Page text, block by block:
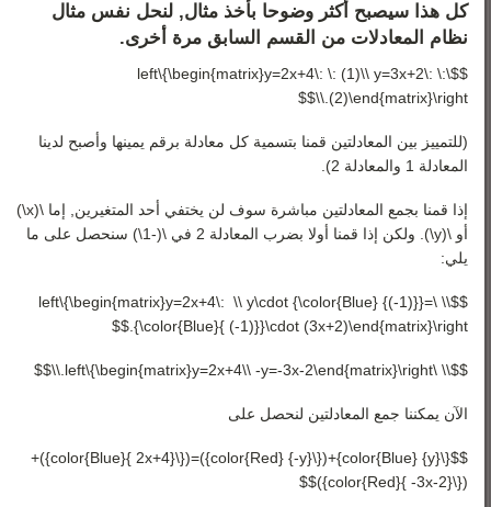
كل هذا سيصبح أكثر وضوحا بأخذ مثال, لنحل نفس مثال
نظام المعادلات من القسم السابق مرة أخرى.
$$\left\{\begin{matrix}y=2x+4\: \: (1)\\ y=3x+2\: \:
(2)\end{matrix}\right.\\$$
(للتمييز بين المعادلتين قمنا بتسمية كل معادلة برقم يمينها وأصبح لدينا
المعادلة 1 والمعادلة 2).
إذا قمنا بجمع المعادلتين مباشرة سوف لن يختفي أحد المتغيرين, إما \(x\)
أو \(y\). ولكن إذا قمنا أولا بضرب المعادلة 2 في \(-1\) سنحصل على ما
يلي:
$$\\ \left\{\begin{matrix}y=2x+4\: \\ y\cdot {\color{Blue} {(-1)}}=
{\color{Blue}{ (-1)}}\cdot (3x+2)\end{matrix}\right.$$
$$\\ \left\{\begin{matrix}y=2x+4\\ -y=-3x-2\end{matrix}\right.\\$$
الآن يمكننا جمع المعادلتين لنحصل على
$${\color{Blue} {y}}+({\color{Red} {-y}})=({\color{Blue}{ 2x+4}})+
({\color{Red}{ -3x-2}})$$